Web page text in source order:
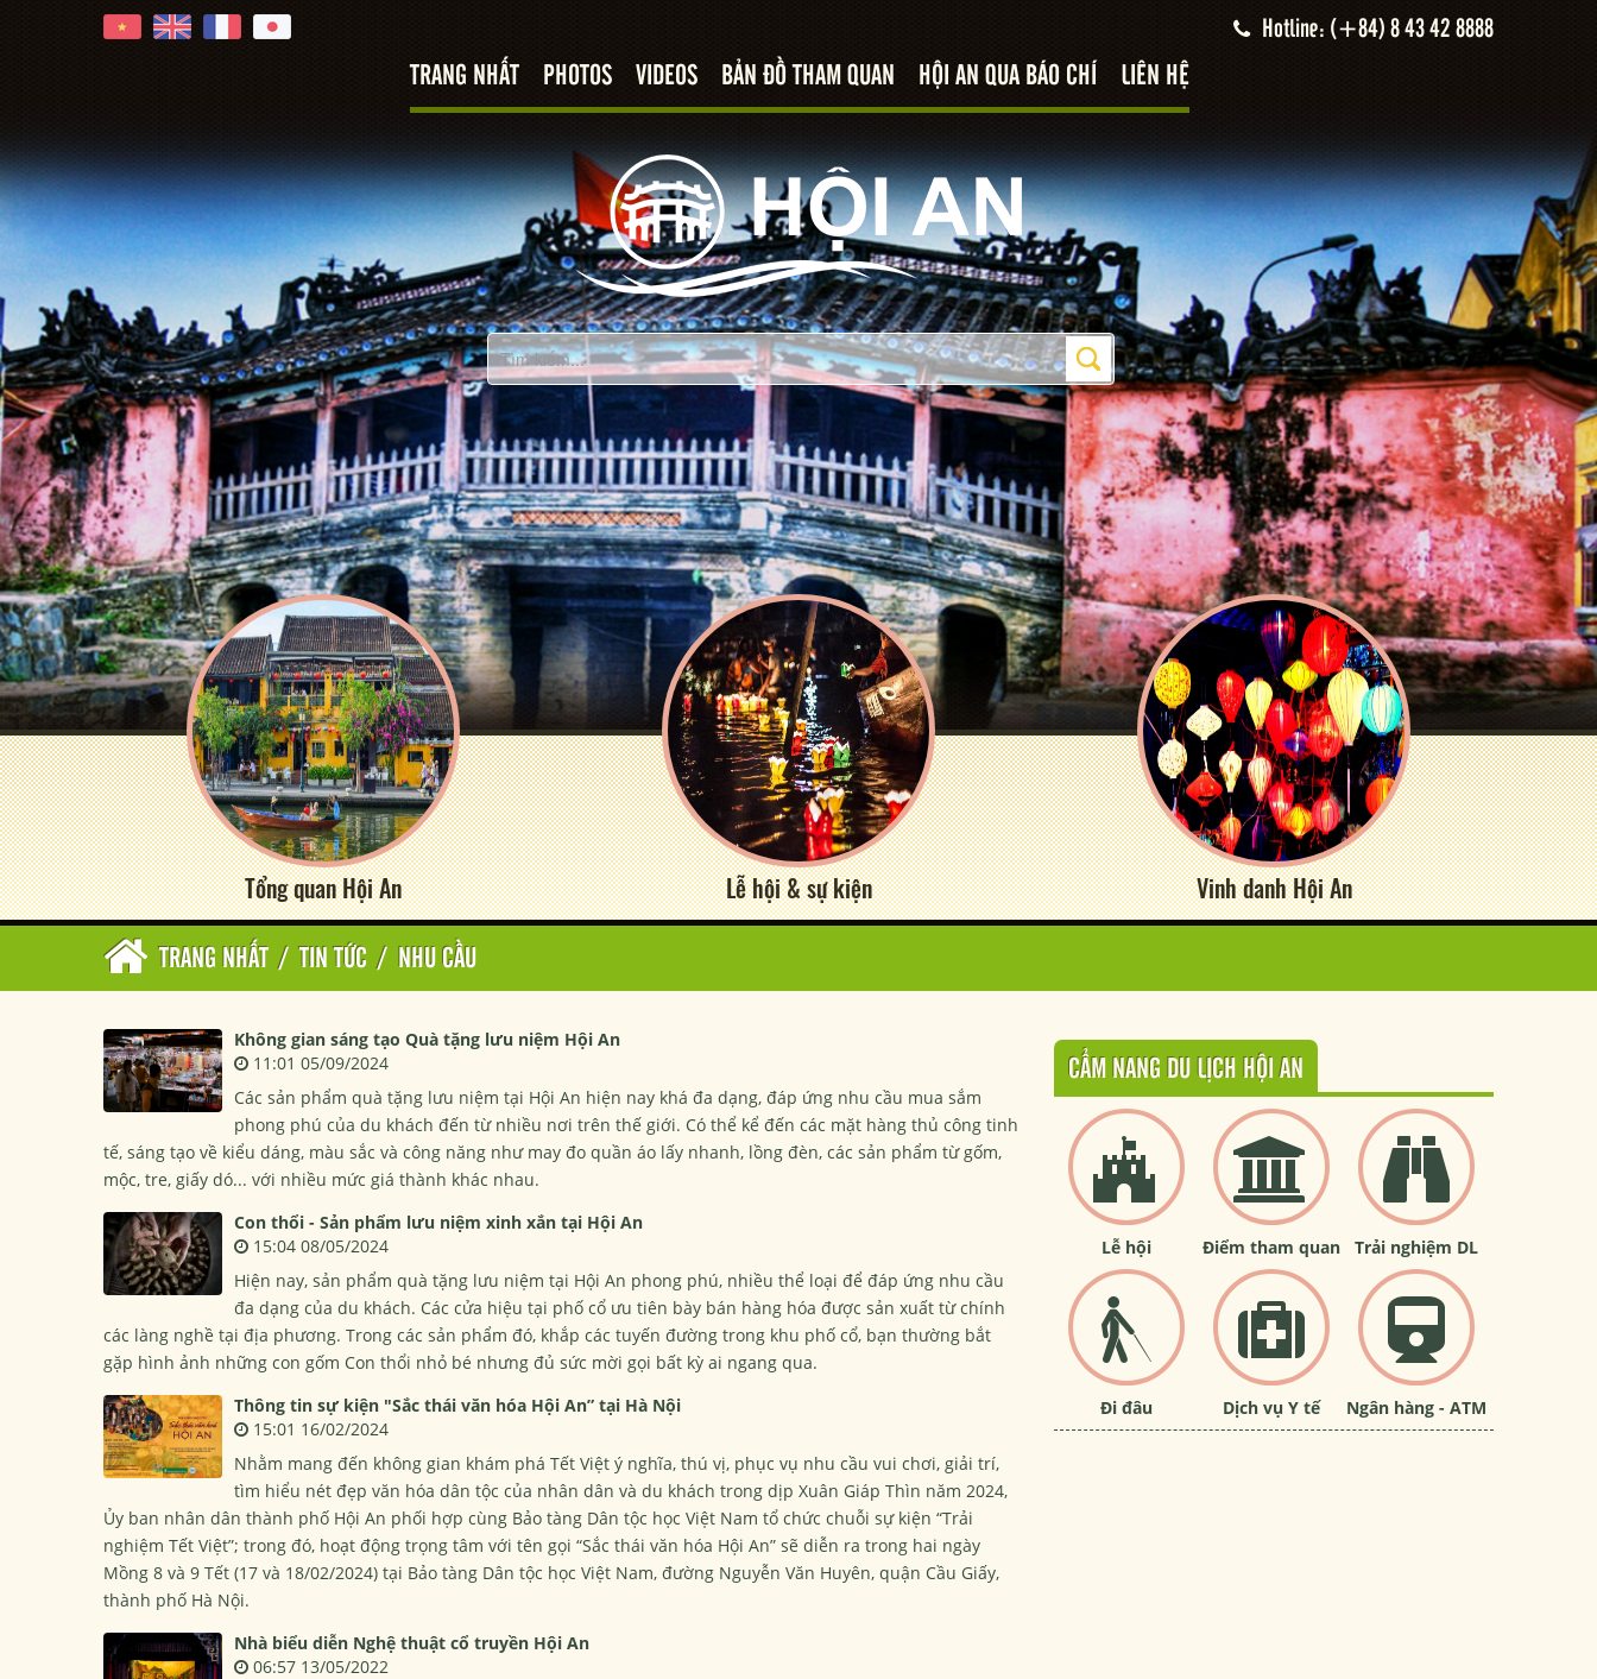
Hotline: (+84) 8 43 42 8888
TRANG NHẤT PHOTOS VIDEOS BẢN ĐỒ THAM QUAN HỘI AN QUA BÁO CHÍ LIÊN HỆ
Tổng quan Hội An Lễ hội & sự kiện Vinh danh Hội An
TRANG NHẤT / TIN TỨC / NHU CẦU
Không gian sáng tạo Quà tặng lưu niệm Hội An
11:01 05/09/2024
Các sản phẩm quà tặng lưu niệm tại Hội An hiện nay khá đa dạng, đáp ứng nhu cầu mua sắm
phong phú của du khách đến từ nhiều nơi trên thế giới. Có thể kể đến các mặt hàng thủ công tinh
tế, sáng tạo về kiểu dáng, màu sắc và công năng như may đo quần áo lấy nhanh, lồng đèn, các sản phẩm từ gốm,
mộc, tre, giấy dó... với nhiều mức giá thành khác nhau.
Con thổi - Sản phẩm lưu niệm xinh xắn tại Hội An
15:04 08/05/2024
Hiện nay, sản phẩm quà tặng lưu niệm tại Hội An phong phú, nhiều thể loại để đáp ứng nhu cầu
đa dạng của du khách. Các cửa hiệu tại phố cổ ưu tiên bày bán hàng hóa được sản xuất từ chính
các làng nghề tại địa phương. Trong các sản phẩm đó, khắp các tuyến đường trong khu phố cổ, bạn thường bắt
gặp hình ảnh những con gốm Con thổi nhỏ bé nhưng đủ sức mời gọi bất kỳ ai ngang qua.
Thông tin sự kiện "Sắc thái văn hóa Hội An” tại Hà Nội
15:01 16/02/2024
Nhằm mang đến không gian khám phá Tết Việt ý nghĩa, thú vị, phục vụ nhu cầu vui chơi, giải trí,
tìm hiểu nét đẹp văn hóa dân tộc của nhân dân và du khách trong dịp Xuân Giáp Thìn năm 2024,
Ủy ban nhân dân thành phố Hội An phối hợp cùng Bảo tàng Dân tộc học Việt Nam tổ chức chuỗi sự kiện “Trải
nghiệm Tết Việt”; trong đó, hoạt động trọng tâm với tên gọi “Sắc thái văn hóa Hội An” sẽ diễn ra trong hai ngày
Mồng 8 và 9 Tết (17 và 18/02/2024) tại Bảo tàng Dân tộc học Việt Nam, đường Nguyễn Văn Huyên, quận Cầu Giấy,
thành phố Hà Nội.
Nhà biểu diễn Nghệ thuật cổ truyền Hội An
06:57 13/05/2022
CẨM NANG DU LỊCH HỘI AN
Lễ hội Điểm tham quan Trải nghiệm DL
Đi đâu Dịch vụ Y tế Ngân hàng - ATM